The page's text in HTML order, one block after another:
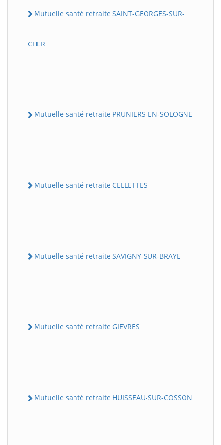
Mutuelle santé retraite SAINT-GEORGES-SUR-
CHER
Mutuelle santé retraite PRUNIERS-EN-SOLOGNE
Mutuelle santé retraite CELLETTES
Mutuelle santé retraite SAVIGNY-SUR-BRAYE
Mutuelle santé retraite GIEVRES
Mutuelle santé retraite HUISSEAU-SUR-COSSON